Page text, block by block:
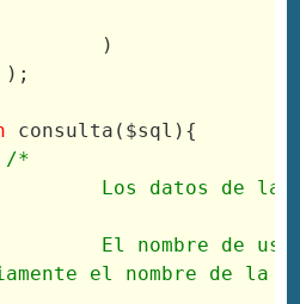
consulta($sql){
/*
el nombre de la